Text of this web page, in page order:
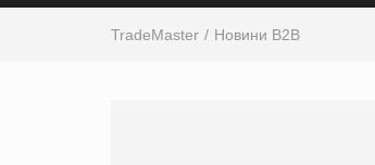
TradeMaster Новини B2B